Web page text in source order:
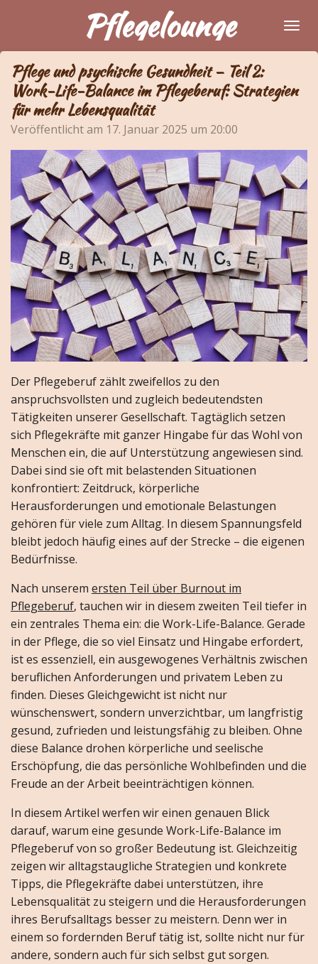
springen
Pflegelounge
Pflege und psychische Gesundheit – Teil 2:
Work-Life-Balance im Pflegeberuf: Strategien
für mehr Lebensqualität
Veröffentlicht am 17. Januar 2025 um 20:00
Der Pflegeberuf zählt zweifellos zu den
anspruchsvollsten und zugleich bedeutendsten
Tätigkeiten unserer Gesellschaft. Tagtäglich setzen
sich Pflegekräfte mit ganzer Hingabe für das Wohl von
Menschen ein, die auf Unterstützung angewiesen sind.
Dabei sind sie oft mit belastenden Situationen
konfrontiert: Zeitdruck, körperliche
Herausforderungen und emotionale Belastungen
gehören für viele zum Alltag. In diesem Spannungsfeld
bleibt jedoch häufig eines auf der Strecke – die eigenen
Bedürfnisse.
Nach unserem ersten Teil über Burnout im
Pflegeberuf, tauchen wir in diesem zweiten Teil tiefer in
ein zentrales Thema ein: die Work-Life-Balance. Gerade
in der Pflege, die so viel Einsatz und Hingabe erfordert,
ist es essenziell, ein ausgewogenes Verhältnis zwischen
beruflichen Anforderungen und privatem Leben zu
finden. Dieses Gleichgewicht ist nicht nur
wünschenswert, sondern unverzichtbar, um langfristig
gesund, zufrieden und leistungsfähig zu bleiben. Ohne
diese Balance drohen körperliche und seelische
Erschöpfung, die das persönliche Wohlbefinden und die
Freude an der Arbeit beeinträchtigen können.
In diesem Artikel werfen wir einen genauen Blick
darauf, warum eine gesunde Work-Life-Balance im
Pflegeberuf von so großer Bedeutung ist. Gleichzeitig
zeigen wir alltagstaugliche Strategien und konkrete
Tipps, die Pflegekräfte dabei unterstützen, ihre
Lebensqualität zu steigern und die Herausforderungen
ihres Berufsalltags besser zu meistern. Denn wer in
einem so fordernden Beruf tätig ist, sollte nicht nur für
andere, sondern auch für sich selbst gut sorgen.